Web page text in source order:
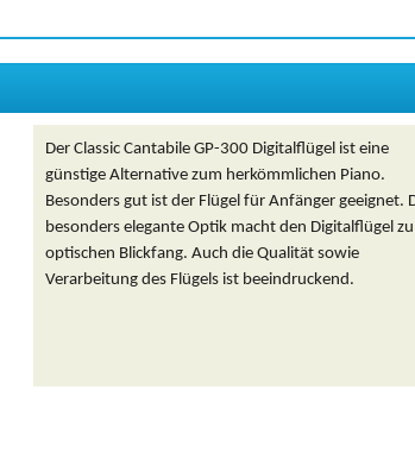
Der Classic Cantabile GP-300 Digitalflügel ist eine
günstige Alternative zum herkömmlichen Piano.
Besonders gut ist der Flügel für Anfänger geeignet.
besonders elegante Optik macht den Digitalflügel
optischen Blickfang. Auch die Qualität sowie
Verarbeitung des Flügels ist beeindruckend.